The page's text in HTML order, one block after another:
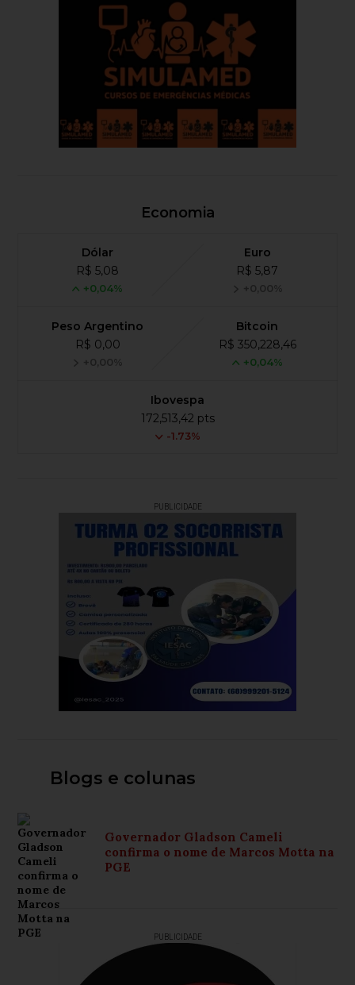
Economia
Dólar
R$ 5,08
+0,04%
Euro
R$ 5,87
+0,00%
Peso Argentino
R$ 0,00
+0,00%
Bitcoin
R$ 350,228,46
+0,04%
Ibovespa
172,513,42 pts
-1.73%
PUBLICIDADE
Blogs e colunas
Governador Gladson Cameli
confirma o nome de Marcos Motta na
PGE
PUBLICIDADE